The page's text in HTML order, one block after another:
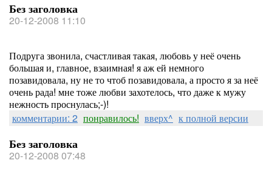
Без заголовка
20-12-2008 11:10
Подруга звонила, счастливая такая, любовь у неё очень
большая и, главное, взаимная! я аж ей немного
позавидовала, ну не то чтоб позавидовала, а просто я за неё
очень рада! мне тоже любви захотелось, что даже к мужу
нежность проснулась;-)!
комментарии: 2 понравилось! вверх^ к полной версии
Без заголовка
20-12-2008 07:48